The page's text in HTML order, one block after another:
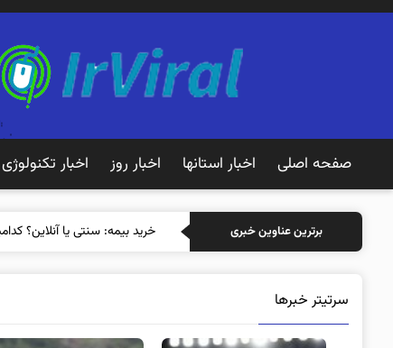
صفحه اصلی اخبار استانها اخبار روز اخبار تکنولوژی
برترین عناوین خبری خرید بیمه: سنتی یا آنلاین؟
سرتیتر خبرها